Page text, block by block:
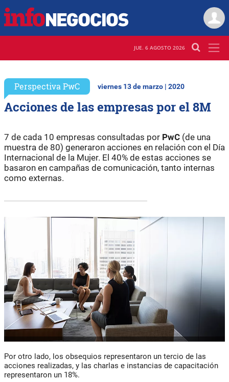
JUE. 6 AGOSTO 2026
Perspectiva PwC viernes 13 de marzo | 2020
Acciones de las empresas por el 8M
7 de cada 10 empresas consultadas por PwC (de una
muestra de 80) generaron acciones en relación con el Día
Internacional de la Mujer. El 40% de estas acciones se
basaron en campañas de comunicación, tanto internas
como externas.
Por otro lado, los obsequios representaron un tercio de las
acciones realizadas, y las charlas e instancias de capacitación
representaron un 18%.